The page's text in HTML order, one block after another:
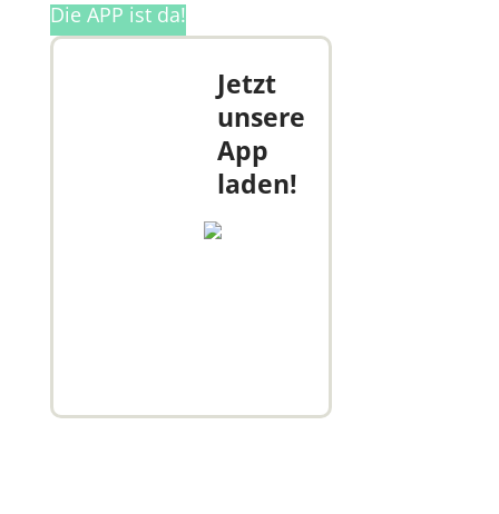
Die APP ist da!
Jetzt
unsere
App
laden!